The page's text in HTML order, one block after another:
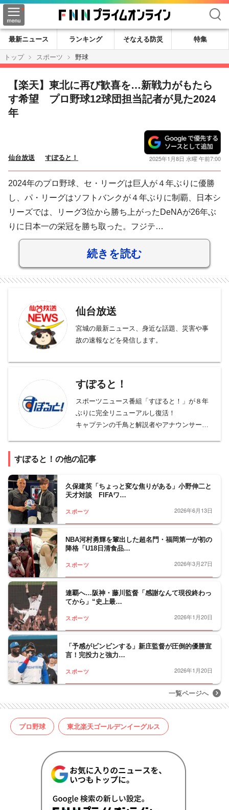
検索
最新ニュース ランキング そなえる防災
特集
トップ
スポーツ 野球
【楽天】東北に再び歓喜を…新戦力がもたら
す希望 プロ野球12球団担当記者が見た2024
年
仙台放送 すぽると！ 2025年1月8日 水曜 午前7:00
2024年のプロ野球、セ・リーグは巨人が４年ぶりに優勝
し、パ・リーグはソフトバンクが４年ぶりに制覇、日本シ
リーズでは、リーグ3位から勝ち上がったDeNAが26年ぶ
りに日本一の栄冠を勝ち取った。フジテ…
続きを読む
仙台放送
宮城の最新ニュース、身近な話題、災害や事
故の速報などを発信します。
すぽると！
スポーツニュース番組「すぽると！」が８年
ぶりに完全リニューアルし復活！
キャプテンの千鳥と解説者やアナウンサー陣
毎週日曜23時15分～24時30分
すぽると！の他の記事
久保建英「ちょっと変な焦りがある」小野伸二と
天才対談 FIFAワ…
スポーツ 2026年6月13日
NBA河村勇輝を輩出した超名門・福岡第一が初の
降格「U18日清食品…
スポーツ 2026年3月27日
連覇へ…阪神・藤川監督「感謝なんて現役終わっ
てから」“史上最…
スポーツ 2026年1月20日
「予感がビンビンする」新庄監督が圧倒的優勝宣
言！完投力と強力…
スポーツ 2026年1月20日
一覧ページへ
プロ野球 東北楽天ゴールデンイーグルス